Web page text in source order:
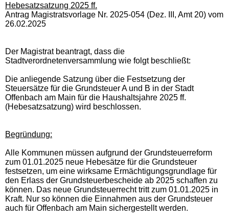
Hebesatzsatzung 2025 ff.
Antrag Magistratsvorlage Nr. 2025-054 (Dez. III, Amt 20) vom
26.02.2025
Der Magistrat beantragt, dass die
Stadtverordnetenversammlung wie folgt beschließt:
Die anliegende Satzung über die Festsetzung der
Steuersätze für die Grundsteuer A und B in der Stadt
Offenbach am Main für die Haushaltsjahre 2025 ff.
(Hebesatzsatzung) wird beschlossen.
Begründung:
Alle Kommunen müssen aufgrund der Grundsteuerreform
zum 01.01.2025 neue Hebesätze für die Grundsteuer
festsetzen, um eine wirksame Ermächtigungsgrundlage für
den Erlass der Grundsteuerbescheide ab 2025 schaffen zu
können. Das neue Grundsteuerrecht tritt zum 01.01.2025 in
Kraft. Nur so können die Einnahmen aus der Grundsteuer
auch für Offenbach am Main sichergestellt werden.